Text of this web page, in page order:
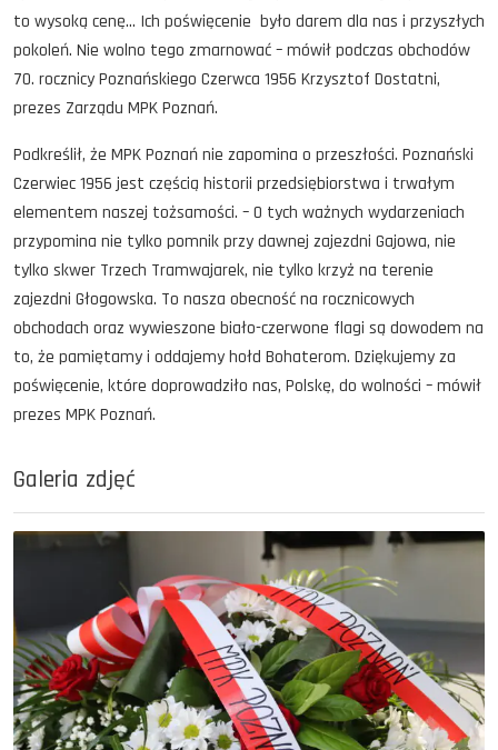
to wysoką cenę… Ich poświęcenie było darem dla nas i przyszłych
pokoleń. Nie wolno tego zmarnować – mówił podczas obchodów
70. rocznicy Poznańskiego Czerwca 1956 Krzysztof Dostatni,
prezes Zarządu MPK Poznań.
Podkreślił, że MPK Poznań nie zapomina o przeszłości. Poznański
Czerwiec 1956 jest częścią historii przedsiębiorstwa i trwałym
elementem naszej tożsamości. – O tych ważnych wydarzeniach
przypomina nie tylko pomnik przy dawnej zajezdni Gajowa, nie
tylko skwer Trzech Tramwajarek, nie tylko krzyż na terenie
zajezdni Głogowska. To nasza obecność na rocznicowych
obchodach oraz wywieszone biało-czerwone flagi są dowodem na
to, że pamiętamy i oddajemy hołd Bohaterom. Dziękujemy za
poświęcenie, które doprowadziło nas, Polskę, do wolności – mówił
prezes MPK Poznań.
Galeria zdjęć